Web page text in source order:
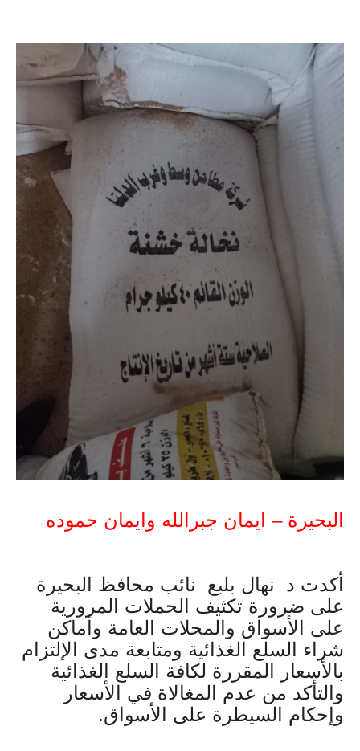
البحيرة – ايمان جبرالله وايمان حموده
أكدت د نهال بلبع نائب محافظ البحيرة
على ضرورة تكثيف الحملات المرورية
على الأسواق والمحلات العامة وأماكن
شراء السلع الغذائية ومتابعة مدى الإلتزام
بالأسعار المقررة لكافة السلع الغذائية
والتأكد من عدم المغالاة في الأسعار
وإحكام السيطرة على الأسواق.